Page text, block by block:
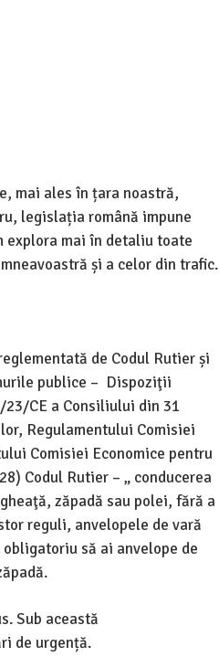
mai ales în țara noastră,
legislația română impune
mai în detaliu toate
și a celor din trafic.
de Codul Rutier și
publice – Dispoziţii
CE a Consiliului din 31
Regulamentului Comisiei
Comisiei Economice pentru
Codul Rutier – „ conducerea
zăpadă sau polei, fără a
reguli, anvelopele de vară
să ai anvelope de
Sub această
de urgență.